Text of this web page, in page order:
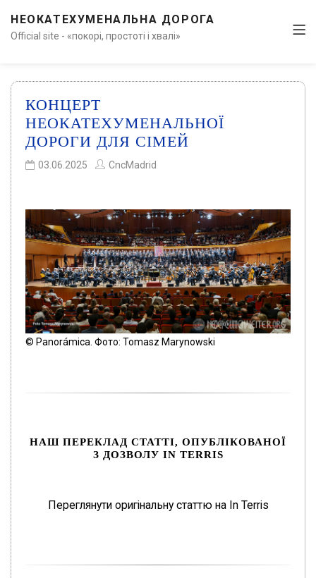
НЕОКАТЕХУМЕНАЛЬНА ДОРОГА
Official site - «покорі, простоті і хвалі»
КОНЦЕРТ
НЕОКАТЕХУМЕНАЛЬНОЇ
ДОРОГИ ДЛЯ СІМЕЙ
03.06.2025 CncMadrid
© Panorámica. Фото: Tomasz Marynowski
НАШ ПЕРЕКЛАД СТАТТІ, ОПУБЛІКОВАНОЇ
З ДОЗВОЛУ IN TERRIS
Переглянути оригінальну статтю на In Terris